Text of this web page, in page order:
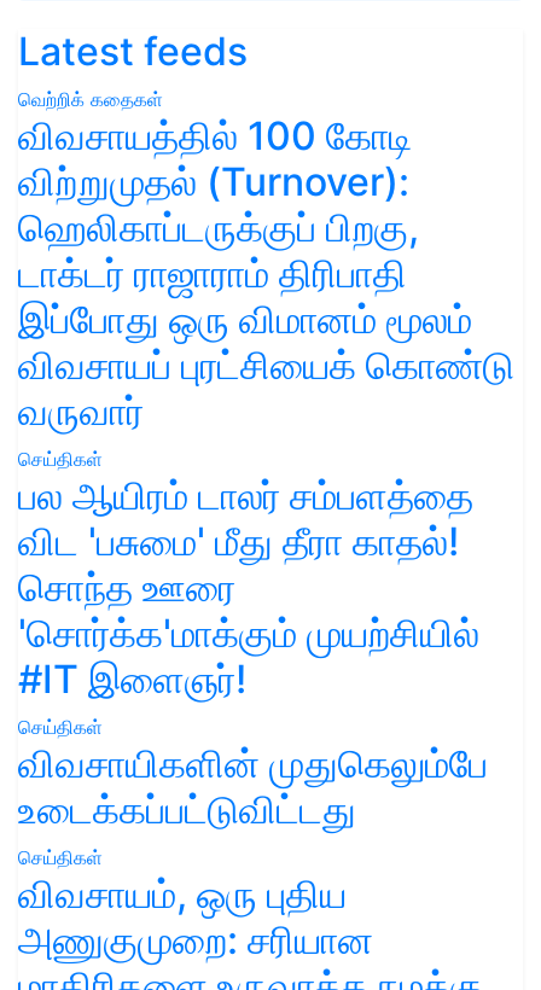
Latest feeds
வெற்றிக் கதைகள்
விவசாயத்தில் 100 கோடி
விற்றுமுதல் (Turnover):
ஹெலிகாப்டருக்குப் பிறகு,
டாக்டர் ராஜாராம் திரிபாதி
இப்போது ஒரு விமானம் மூலம்
விவசாயப் புரட்சியைக் கொண்டு
வருவார்
செய்திகள்
பல ஆயிரம் டாலர் சம்பளத்தை
விட 'பசுமை' மீது தீரா காதல்!
சொந்த ஊரை
'சொர்க்க'மாக்கும் முயற்சியில்
#IT இளைஞர்!
செய்திகள்
விவசாயிகளின் முதுகெலும்பே
உடைக்கப்பட்டுவிட்டது
செய்திகள்
விவசாயம், ஒரு புதிய
அணுகுமுறை: சரியான